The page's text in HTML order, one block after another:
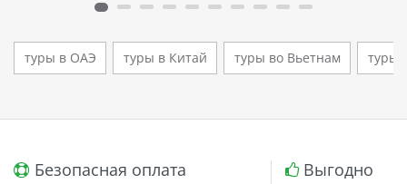
туры в ОАЭ туры в Китай туры во Вьетнам туры
Безопасная оплата Выгодно